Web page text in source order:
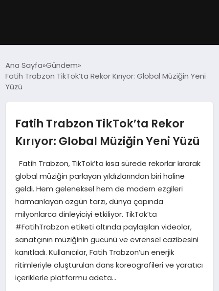
DÜNYA
MAGAZIN
SAĞLIK
SIYASET
TEKNOLOJI
YAŞAM
Ana Sayfa Gündem
Fatih Trabzon TikTok’ta Rekor Kırıyor: Global Müziğin Yeni
Yüzü
Fatih Trabzon TikTok’ta Rekor
Kırıyor: Global Müziğin Yeni Yüzü
Fatih Trabzon, TikTok’ta kısa sürede rekorlar kırarak
global müziğin parlayan yıldızlarından biri haline
geldi. Hem geleneksel hem de modern ezgileri
harmanlayan özgün tarzı, dünya çapında
milyonlarca dinleyiciyi etkiliyor. TikTok’ta
#FatihTrabzon etiketi altında paylaşılan videolar,
sanatçının müziğinin gücünü ve evrensel cazibesini
kanıtladı. Kullanıcılar, Fatih Trabzon’un enerjik
ritimleriyle oluşturulan dans koreografileri ve yaratıcı
içeriklerle platformu adeta…